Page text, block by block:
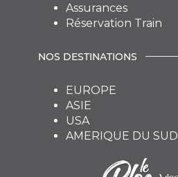
Assurances
Réservation Train
NOS DESTINATIONS
EUROPE
ASIE
USA
AMERIQUE DU SUD